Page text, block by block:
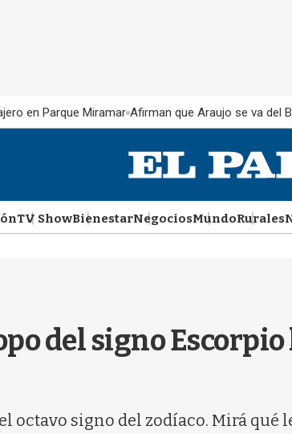
en Parque Miramar Afirman que Araujo se va del
TV ShowBienestarNegociosMundoRurales
del signo
octavo signo del zodíaco. Mirá qué